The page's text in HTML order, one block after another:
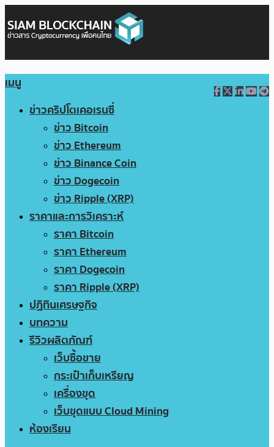
เมนู
ข่าวคริปโตเคอเรนซี่
ข่าว Bitcoin
ข่าว Ethereum
ข่าว Binance Coin
ข่าว Dogecoin
ข่าว Ripple (XRP)
ราคาและการวิเคราะห์
ราคา Bitcoin
ราคา Ethereum
ราคา Dogecoin
ราคา Ripple (XRP)
ปฏิทินเศรษฐกิจ
บทความ
รีวิวผลิตภัณฑ์
เว็บซื้อขาย
กระเป๋าเก็บเหรียญ
เครื่องขุด
เว็บขุดแบบ Cloud Mining
ห้องเรียน